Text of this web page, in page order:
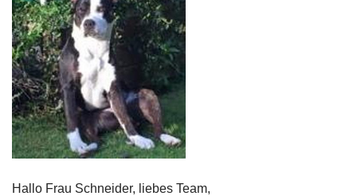
Hallo Frau Schneider, liebes Team,